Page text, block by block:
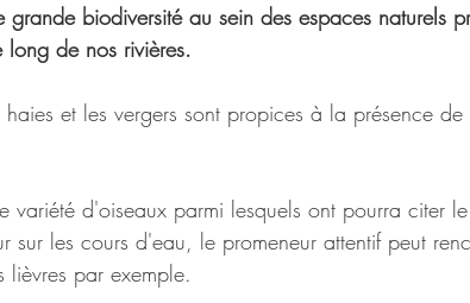
grande biodiversité au sein des espaces naturels
long de nos rivières.
haies et les vergers sont propices à la présence
variété d'oiseaux parmi lesquels ont pourra citer
sur les cours d'eau, le promeneur attentif peut
lièvres par exemple.